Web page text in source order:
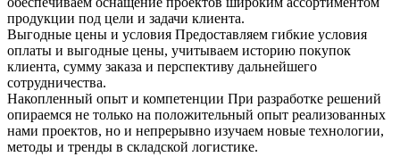
продукции под цели и задачи клиента.
Выгодные цены и условия Предоставляем гибкие условия
оплаты и выгодные цены, учитываем историю покупок
клиента, сумму заказа и перспективу дальнейшего
сотрудничества.
Накопленный опыт и компетенции При разработке решений
опираемся не только на положительный опыт реализованных
нами проектов, но и непрерывно изучаем новые технологии,
методы и тренды в складской логистике.